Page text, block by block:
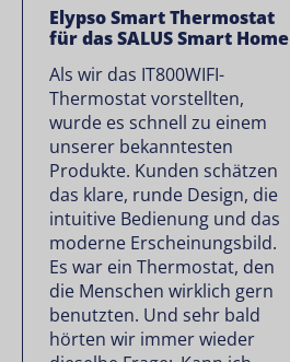
Elypso Smart Thermostat
für das SALUS Smart Home
Als wir das IT800WIFI-
Thermostat vorstellten,
wurde es schnell zu einem
unserer bekanntesten
Produkte. Kunden schätzen
das klare, runde Design, die
intuitive Bedienung und das
moderne Erscheinungsbild.
Es war ein Thermostat, den
die Menschen wirklich gern
benutzten. Und sehr bald
hörten wir immer wieder